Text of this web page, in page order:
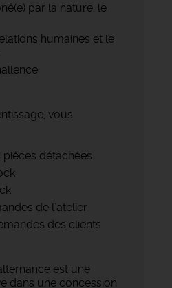
par la nature, le
humaines et le
vous
détachées
de l'atelier
des clients
est une
dans une concession